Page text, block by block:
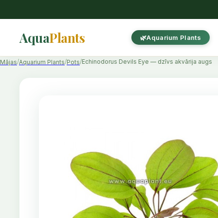
AquaPlants Aquarium Plants
Mājas Aquarium Plants Pots Echinodorus Devils Eye — dzīvs akvārija augs